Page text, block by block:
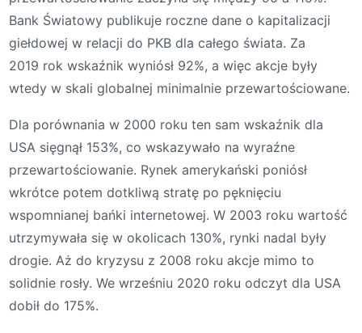
Bank Światowy publikuje roczne dane o kapitalizacji
giełdowej w relacji do PKB dla całego świata. Za
2019 rok wskaźnik wyniósł 92%, a więc akcje były
wtedy w skali globalnej minimalnie przewartościowane.
Dla porównania w 2000 roku ten sam wskaźnik dla
USA sięgnął 153%, co wskazywało na wyraźne
przewartościowanie. Rynek amerykański poniósł
wkrótce potem dotkliwą stratę po pęknięciu
wspomnianej bańki internetowej. W 2003 roku wartość
utrzymywała się w okolicach 130%, rynki nadal były
drogie. Aż do kryzysu z 2008 roku akcje mimo to
solidnie rosły. We wrześniu 2020 roku odczyt dla USA
dobił do 175%.